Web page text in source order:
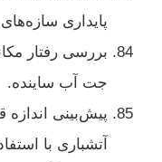
پایداری
بررسی رفتار
جت آب ساینده.
پیش‌بینی
آتشباری با